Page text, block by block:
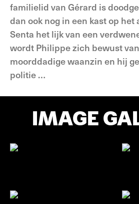
familielid van Gérard is
dan ook nog in een kast op
Senta het lijk van een
wordt Philippe zich bewust
moorddadige waanzin en hij
politie …
IMAGE